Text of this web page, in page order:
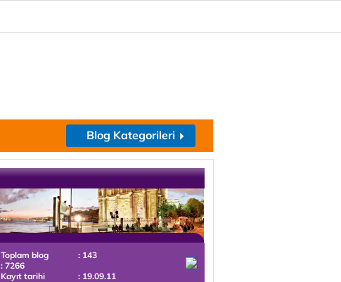
Blog Kategorileri
Toplam blog
: 143
: 7266
Kayıt tarihi
: 19.09.11